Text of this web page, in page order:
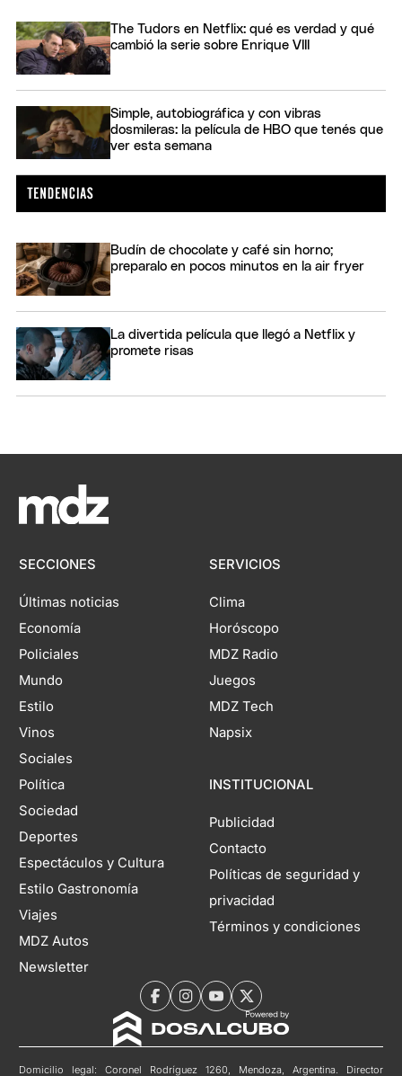
The Tudors en Netflix: qué es verdad y qué
cambió la serie sobre Enrique VIII
Simple, autobiográfica y con vibras
dosmileras: la película de HBO que tenés que
ver esta semana
Budín de chocolate y café sin horno;
preparalo en pocos minutos en la air fryer
La divertida película que llegó a Netflix y
promete risas
SECCIONES
Últimas noticias
Economía
Policiales
Mundo
Estilo
Vinos
Sociales
Política
Sociedad
Deportes
Espectáculos y Cultura
Estilo Gastronomía
Viajes
MDZ Autos
Newsletter
SERVICIOS
Clima
Horóscopo
MDZ Radio
Juegos
MDZ Tech
Napsix
INSTITUCIONAL
Publicidad
Contacto
Políticas de seguridad y
privacidad
Términos y condiciones
Domicilio legal: Coronel Rodríguez 1260, Mendoza, Argentina. Director